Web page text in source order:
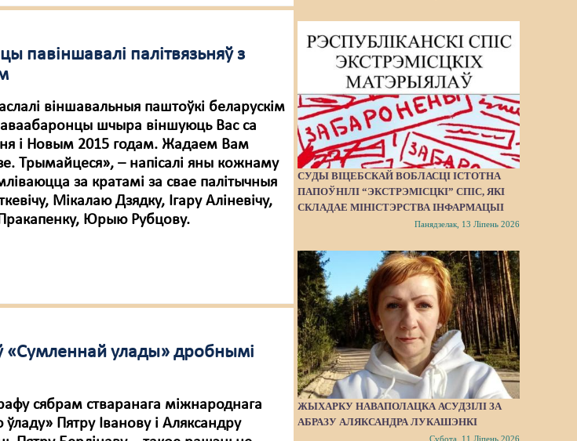
павіншавалі палітвязьняў з
віншавальныя паштоўкі беларускім
шчыра віншуюць Вас са
і Новым 2015 годам. Жадаем Вам
Трымайцеся», – напісалі яны кожнаму
за кратамі за свае палітычныя
Мікалаю Дзядку, Ігару Аліневічу,
Юрыю Рубцову.
«Сумленнай улады» дробнымі
сябрам стваранага міжнароднага
Пятру Іванову і Аляксандру
СУДЫ ВІЦЕБСКАЙ ВОБЛАСЦІ ІСТОТНА
ПАПОЎНІЛІ “ЭКСТРЭМІСЦКІ” СПІС, ЯКІ
СКЛАДАЕ МІНІСТЭРСТВА ІНФАРМАЦЫІ
Панядзелак, 13 Ліпень 2026
ЖЫХАРКУ НАВАПОЛАЦКА АСУДЗІЛІ ЗА
АБРАЗУ АЛЯКСАНДРА ЛУКАШЭНКІ
Субота, 11 Ліпень 2026